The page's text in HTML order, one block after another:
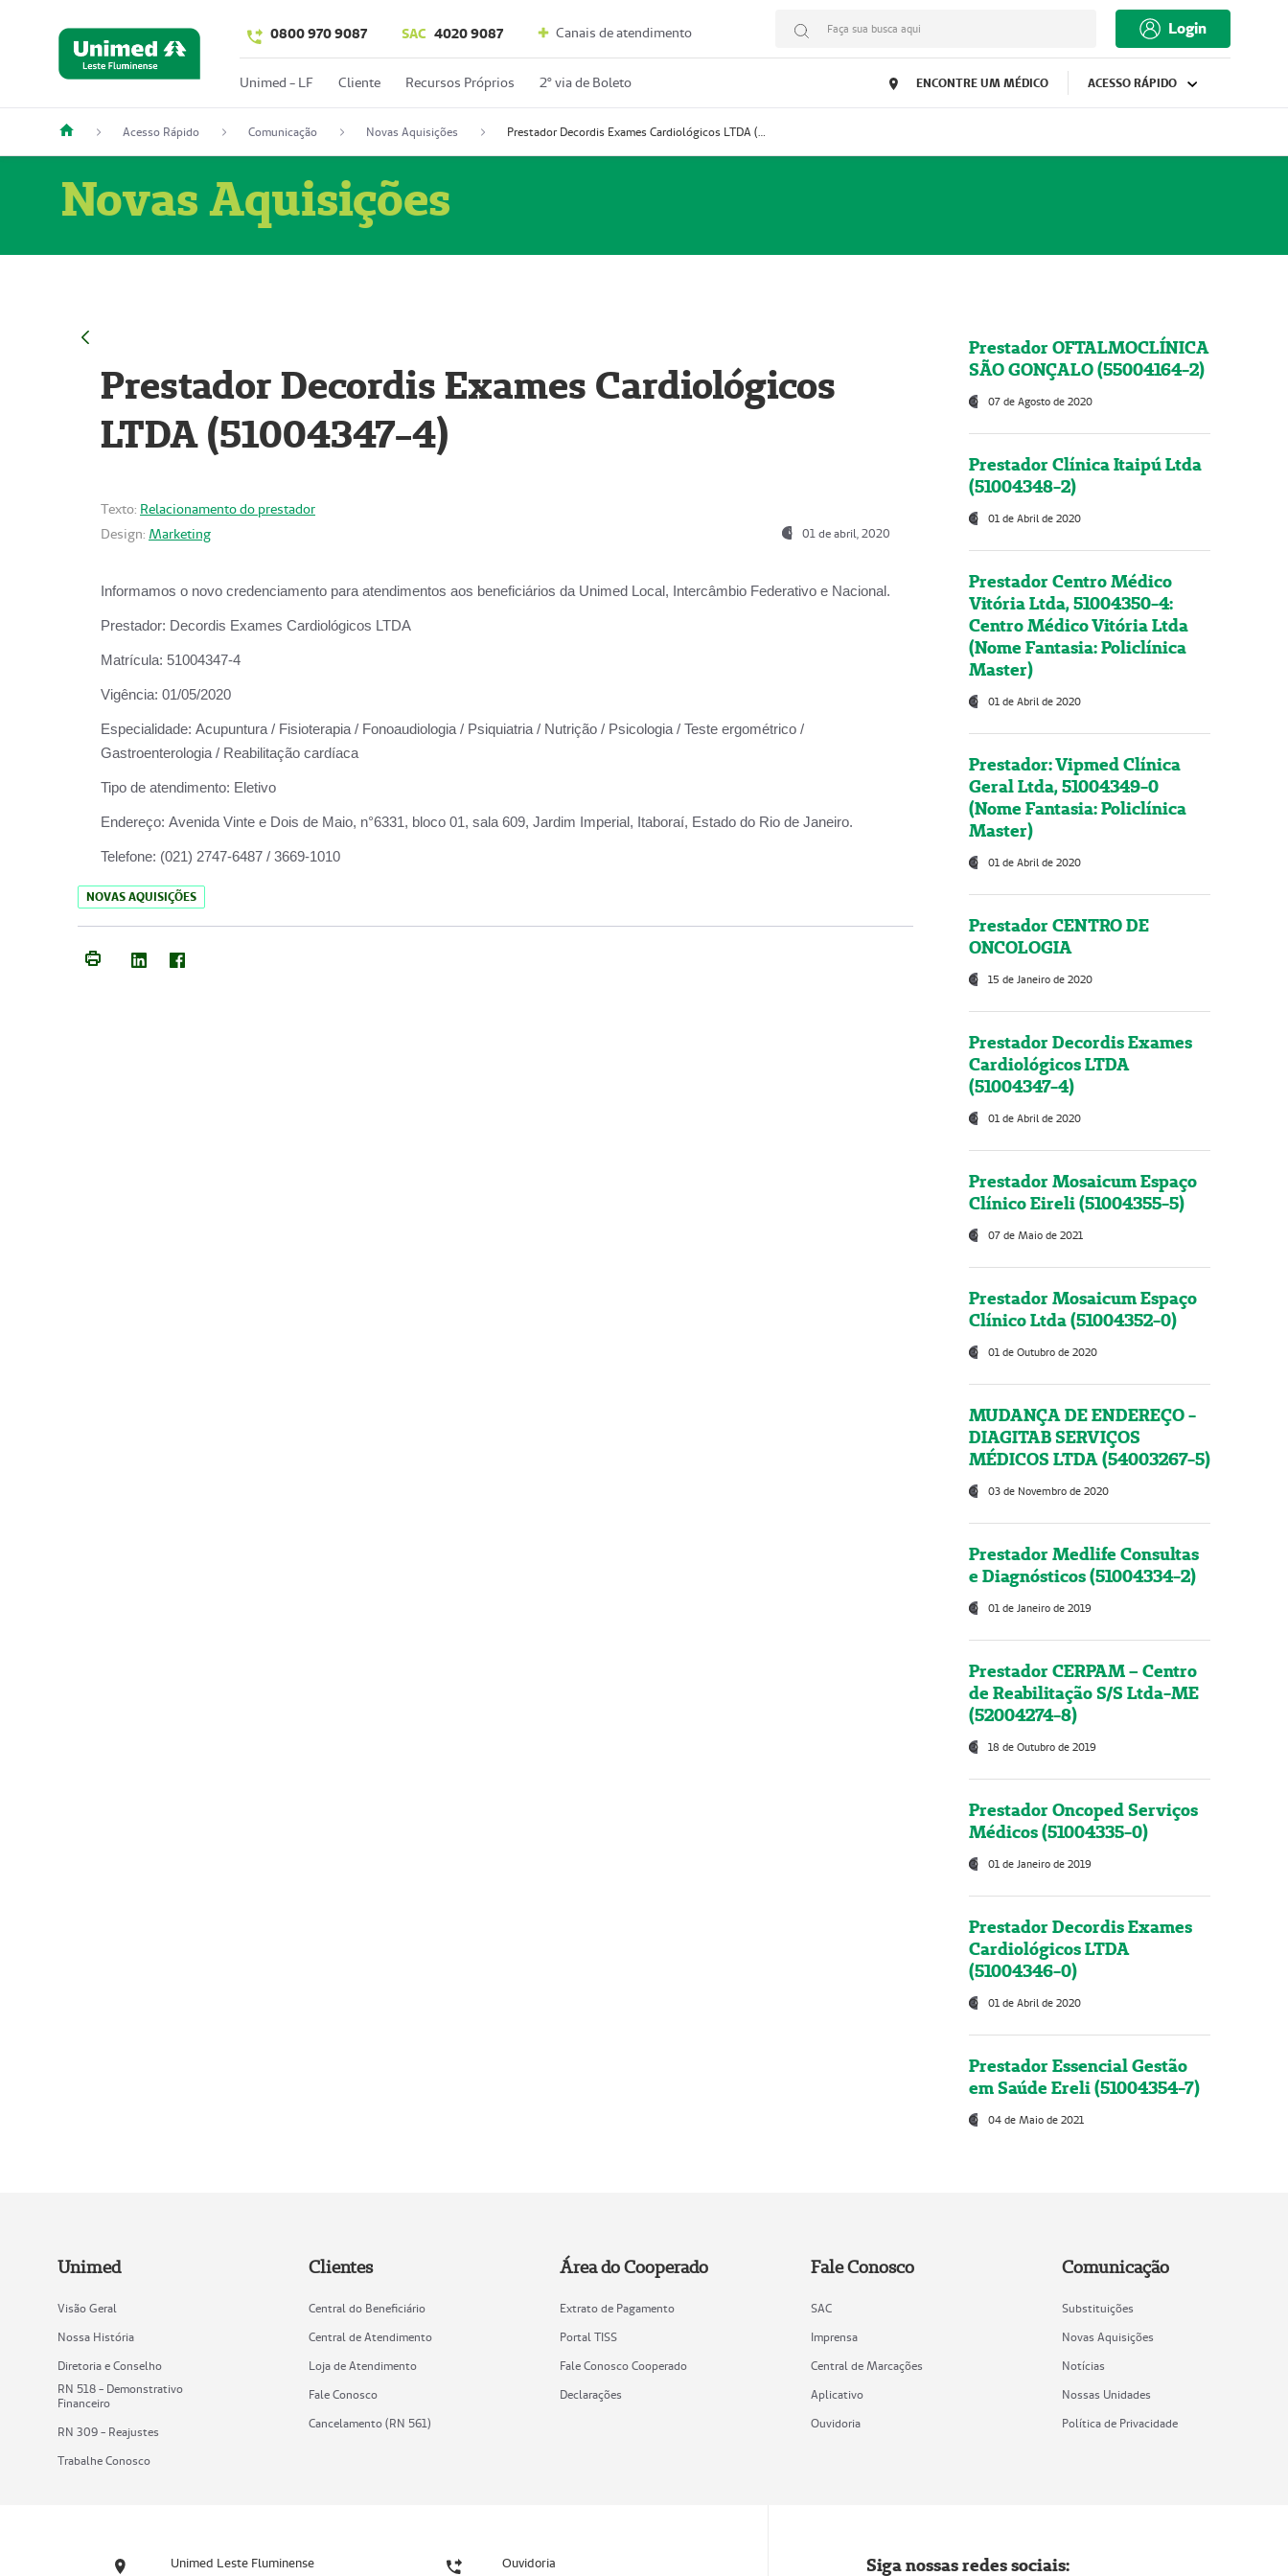
0800 970 9087 SAC 4020 9087 Canais de atendimento Faça sua busca aqui Login
Unimed - LF Cliente Recursos Próprios 2º via de Boleto ENCONTRE UM MÉDICO ACESSO RÁPIDO
Acesso Rápido Comunicação Novas Aquisições Prestador Decordis Exames Cardiológicos LTDA (51004347-4)
Novas Aquisições
Prestador Decordis Exames Cardiológicos
LTDA (51004347-4)
Texto: Relacionamento do prestador
Design: Marketing 01 de abril, 2020
Informamos o novo credenciamento para atendimentos aos beneficiários da Unimed Local, Intercâmbio Federativo e Nacional.
Prestador: Decordis Exames Cardiológicos LTDA
Matrícula: 51004347-4
Vigência: 01/05/2020
Especialidade: Acupuntura / Fisioterapia / Fonoaudiologia / Psiquiatria / Nutrição / Psicologia / Teste ergométrico /
Gastroenterologia / Reabilitação cardíaca
Tipo de atendimento: Eletivo
Endereço: Avenida Vinte e Dois de Maio, n°6331, bloco 01, sala 609, Jardim Imperial, Itaboraí, Estado do Rio de Janeiro.
Telefone: (021) 2747-6487 / 3669-1010
NOVAS AQUISIÇÕES
Prestador OFTALMOCLÍNICA
SÃO GONÇALO (55004164-2)
07 de Agosto de 2020
Prestador Clínica Itaipú Ltda
(51004348-2)
01 de Abril de 2020
Prestador Centro Médico
Vitória Ltda, 51004350-4:
Centro Médico Vitória Ltda
(Nome Fantasia: Policlínica
Master)
01 de Abril de 2020
Prestador: Vipmed Clínica
Geral Ltda, 51004349-0
(Nome Fantasia: Policlínica
Master)
01 de Abril de 2020
Prestador CENTRO DE
ONCOLOGIA
15 de Janeiro de 2020
Prestador Decordis Exames
Cardiológicos LTDA
(51004347-4)
01 de Abril de 2020
Prestador Mosaicum Espaço
Clínico Eireli (51004355-5)
07 de Maio de 2021
Prestador Mosaicum Espaço
Clínico Ltda (51004352-0)
01 de Outubro de 2020
MUDANÇA DE ENDEREÇO -
DIAGITAB SERVIÇOS
MÉDICOS LTDA (54003267-5)
03 de Novembro de 2020
Prestador Medlife Consultas
e Diagnósticos (51004334-2)
01 de Janeiro de 2019
Prestador CERPAM – Centro
de Reabilitação S/S Ltda-ME
(52004274-8)
18 de Outubro de 2019
Prestador Oncoped Serviços
Médicos (51004335-0)
01 de Janeiro de 2019
Prestador Decordis Exames
Cardiológicos LTDA
(51004346-0)
01 de Abril de 2020
Prestador Essencial Gestão
em Saúde Ereli (51004354-7)
04 de Maio de 2021
Unimed
Visão Geral
Nossa História
Diretoria e Conselho
RN 518 - Demonstrativo
Financeiro
RN 309 - Reajustes
Trabalhe Conosco
Clientes
Central do Beneficiário
Central de Atendimento
Loja de Atendimento
Fale Conosco
Cancelamento (RN 561)
Área do Cooperado
Extrato de Pagamento
Portal TISS
Fale Conosco Cooperado
Declarações
Fale Conosco
SAC
Imprensa
Central de Marcações
Aplicativo
Ouvidoria
Comunicação
Substituições
Novas Aquisições
Notícias
Nossas Unidades
Política de Privacidade
Unimed Leste Fluminense Ouvidoria Siga nossas redes sociais: